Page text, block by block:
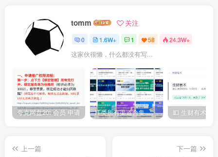
tomm 关注
0 1.6W+ 1 58 24.3W+
这家伙很懒，什么都没有写...
夸克网盘20t 会员 申请 IT类所有渠道合集 持续日更，目前近四千多条资源 年费用户微信私信获取权限
上一篇
下一篇